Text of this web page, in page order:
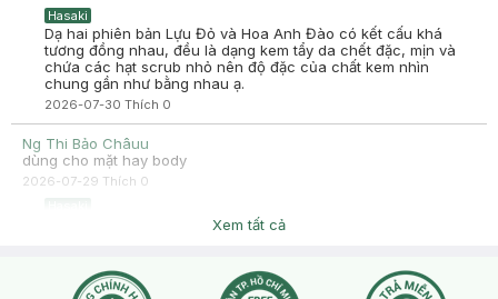
Hasaki
Dạ hai phiên bản Lựu Đỏ và Hoa Anh Đào có kết cấu khá
tương đồng nhau, đều là dạng kem tẩy da chết đặc, mịn và
chứa các hạt scrub nhỏ nên độ đặc của chất kem nhìn
chung gần như bằng nhau ạ.
2026-07-30 Thích 0
Ng Thi Bảo Châuu
dùng cho mặt hay body
2026-07-29 Thích 0
Chào bạn, sản phẩm sử dụng cho da body ạ
Xem tất cả